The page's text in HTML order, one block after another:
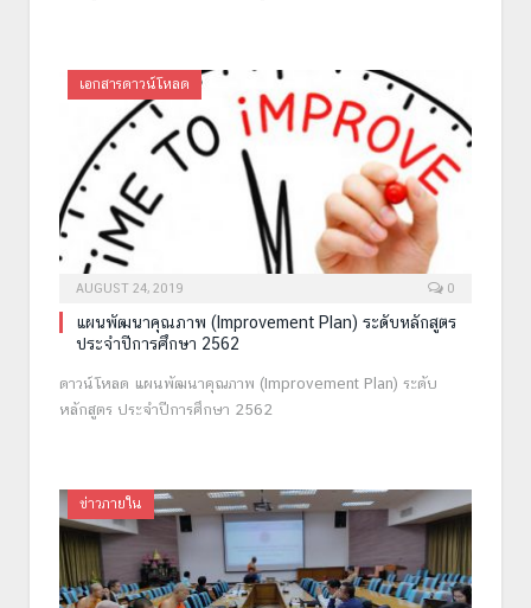
เอกสารดาวน์โหลด
AUGUST 24, 2019 0
แผนพัฒนาคุณภาพ (Improvement Plan) ระดับหลักสูตร
ประจำปีการศึกษา 2562
ดาวน์โหลด แผนพัฒนาคุณภาพ (Improvement Plan) ระดับ
หลักสูตร ประจำปีการศึกษา 2562
ข่าวภายใน